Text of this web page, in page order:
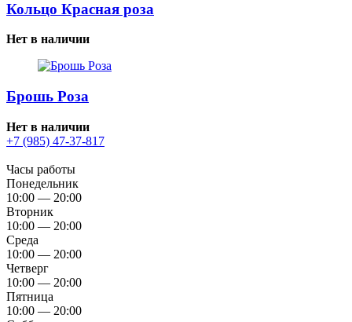
Кольцо Красная роза
Нет в наличии
Брошь Роза
Нет в наличии
+7 (985) 47-37-817
Часы работы
Понедельник
10:00 — 20:00
Вторник
10:00 — 20:00
Среда
10:00 — 20:00
Четверг
10:00 — 20:00
Пятница
10:00 — 20:00